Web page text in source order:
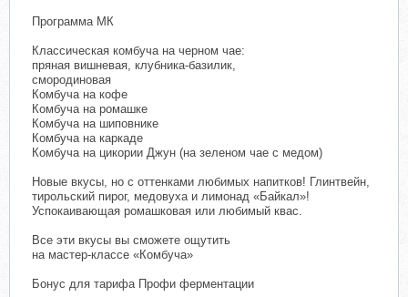
Программа МК
Классическая комбуча на черном чае:
пряная вишневая, клубника-базилик,
смородиновая
Комбуча на кофе
Комбуча на ромашке
Комбуча на шиповнике
Комбуча на каркаде
Комбуча на цикории Джун (на зеленом чае с медом)
Новые вкусы, но с оттенками любимых напитков! Глинтвейн,
тирольский пирог, медовуха и лимонад «Байкал»!
Успокаивающая ромашковая или любимый квас.
Все эти вкусы вы сможете ощутить
на мастер-классе «Комбуча»
Бонус для тарифа Профи ферментации